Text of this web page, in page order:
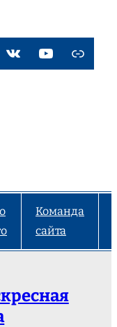
VK YouTube
Link
Команда
сайта